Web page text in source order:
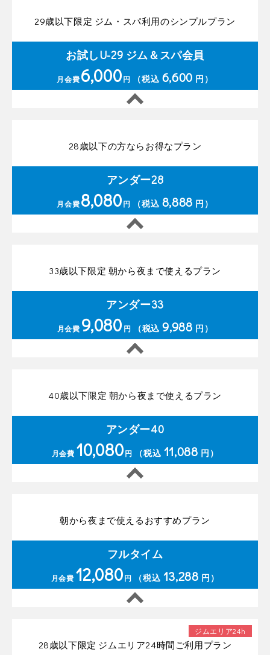
29歳以下限定 ジム・スパ利用のシンプルプラン
お試しU-29 ジム＆スパ会員
月会費6,000円 （税込 6,600 円）
28歳以下の方ならお得なプラン
アンダー28
月会費8,080円 （税込 8,888 円）
33歳以下限定 朝から夜まで使えるプラン
アンダー33
月会費 9,080 円 （税込 9,988 円）
40歳以下限定 朝から夜まで使えるプラン
アンダー40
月会費 10,080円 （税込 11,088 円）
朝から夜まで使えるおすすめプラン
フルタイム
月会費 12,080円 （税込 13,288 円）
ジムエリア24h
28歳以下限定 ジムエリア24時間ご利用プラン